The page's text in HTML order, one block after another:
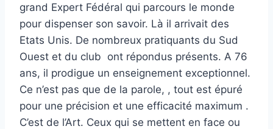
grand Expert Fédéral qui parcours le monde
pour dispenser son savoir. Là il arrivait des
Etats Unis. De nombreux pratiquants du Sud
Ouest et du club ont répondus présents. A 76
ans, il prodigue un enseignement exceptionnel.
Ce n’est pas que de la parole, , tout est épuré
pour une précision et une efficacité maximum .
C’est de l’Art. Ceux qui se mettent en face ou